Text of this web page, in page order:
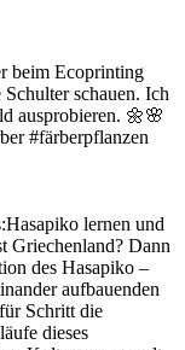
beim Ecoprinting
schauen. Ich
ausprobieren. 🌼🌸
#färberpflanzen